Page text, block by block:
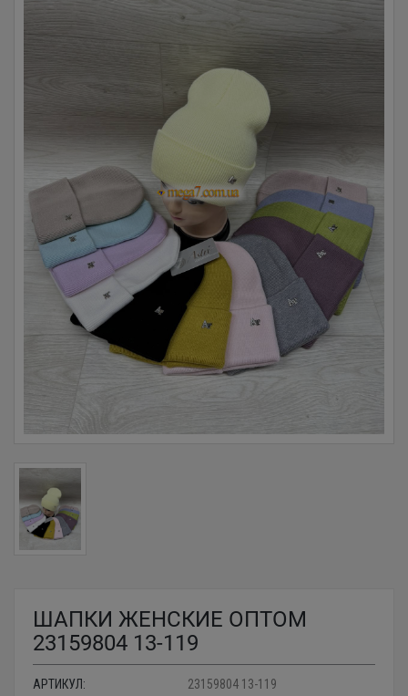
ШАПКИ ЖЕНСКИЕ ОПТОМ
23159804 13-119
АРТИКУЛ:
23159804 13-119